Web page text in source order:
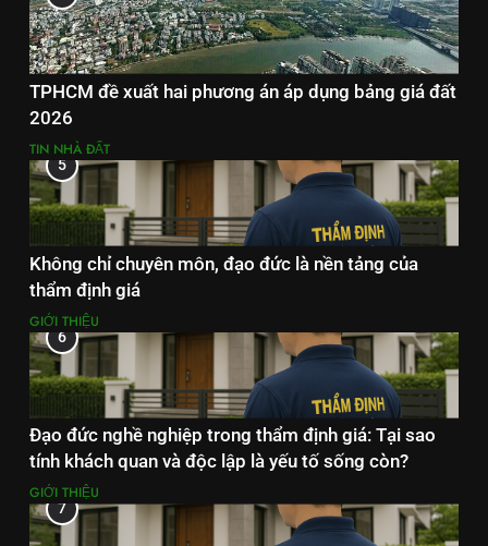
TPHCM đề xuất hai phương án áp dụng bảng giá đất
2026
TIN NHÀ ĐẤT
5
Không chỉ chuyên môn, đạo đức là nền tảng của
thẩm định giá
GIỚI THIỆU
6
Đạo đức nghề nghiệp trong thẩm định giá: Tại sao
tính khách quan và độc lập là yếu tố sống còn?
GIỚI THIỆU
7